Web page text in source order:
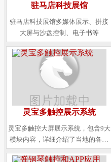
驻马店科技展馆
驻马店科技展馆多媒体展示、拼接
大屏与沙盘控制、电子书等
灵宝多触控展示系统
灵宝多触控大屏展示系统，包含9大
模块内容，详细介绍了当地的各个